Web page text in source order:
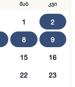
შაბ კვი
1 2
8 9
15 16
22 23